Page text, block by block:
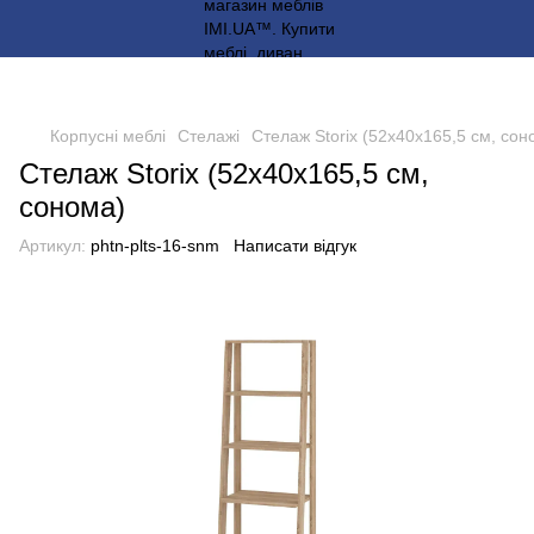
Корпусні меблі Стелажі Стелаж Storix (52х40х165,5 см,
Стелаж Storix (52х40х165,5 см,
сонома)
Артикул: phtn-plts-16-snm Написати відгук